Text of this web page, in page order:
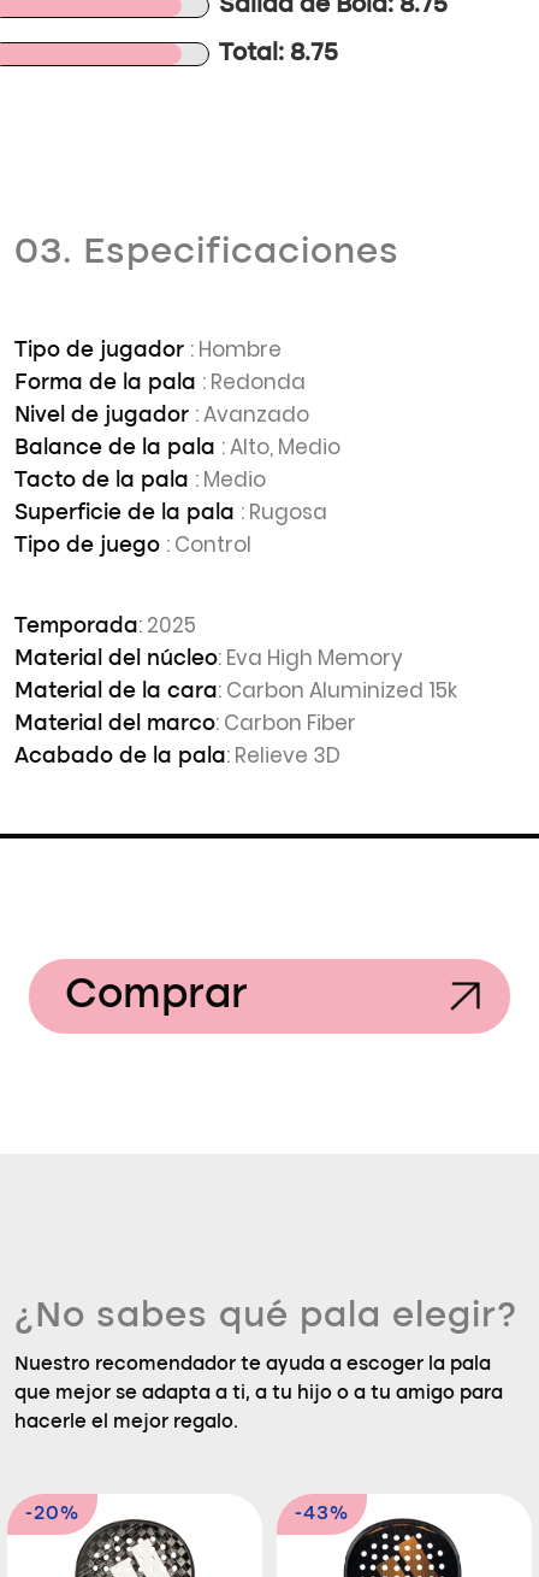
Salida de Bola: 8.75
Total: 8.75
03. Especificaciones
Tipo de jugador : Hombre
Forma de la pala : Redonda
Nivel de jugador : Avanzado
Balance de la pala : Alto, Medio
Tacto de la pala : Medio
Superficie de la pala : Rugosa
Tipo de juego : Control
Temporada: 2025
Material del núcleo: Eva High Memory
Material de la cara: Carbon Aluminized 15k
Material del marco: Carbon Fiber
Acabado de la pala: Relieve 3D
Comprar
¿No sabes qué pala elegir?
Nuestro recomendador te ayuda a escoger la pala
que mejor se adapta a ti, a tu hijo o a tu amigo para
hacerle el mejor regalo.
-20% -43%